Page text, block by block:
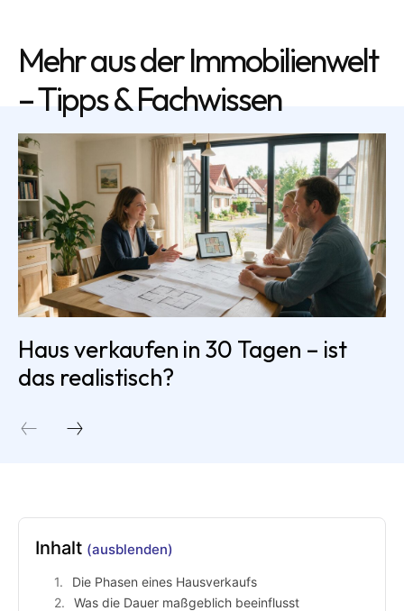
Mehr aus der Immobilienwelt
– Tipps & Fachwissen
Haus verkaufen in 30 Tagen – ist
das realistisch?
Inhalt (ausblenden)
Die Phasen eines Hausverkaufs
Was die Dauer maßgeblich beeinflusst